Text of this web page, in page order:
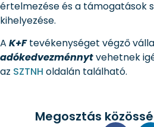
értelmezése és a támogatások
kihelyezése.
A K+Ftevékenységet végző
adókedvezménnytvehetnek
az SZTNH oldalán található.
Megosztás